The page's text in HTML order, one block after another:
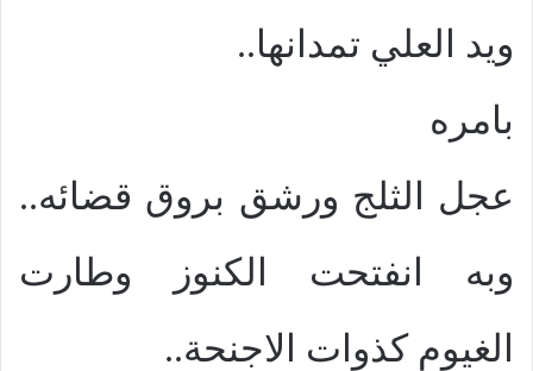
ويد العلي تمدانها..
بامره
عجل الثلج ورشق بروق قضائه..
وبه انفتحت الكنوز وطارت
الغيوم كذوات الاجنحة..